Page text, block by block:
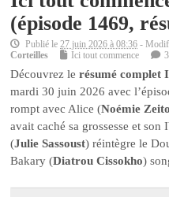
(épisode 1469,
Publié le27 juin 2026 à 08:36 -
Corteilles
Ici tout commence
Découvrez lerésumé complet
mardi 30 juin 2026 avec
rompt avec Alice (Noémie
avait caché sa grossesse et
(Julie Sassoust) réintègre le
Bakary (Diatrou Cissokho)